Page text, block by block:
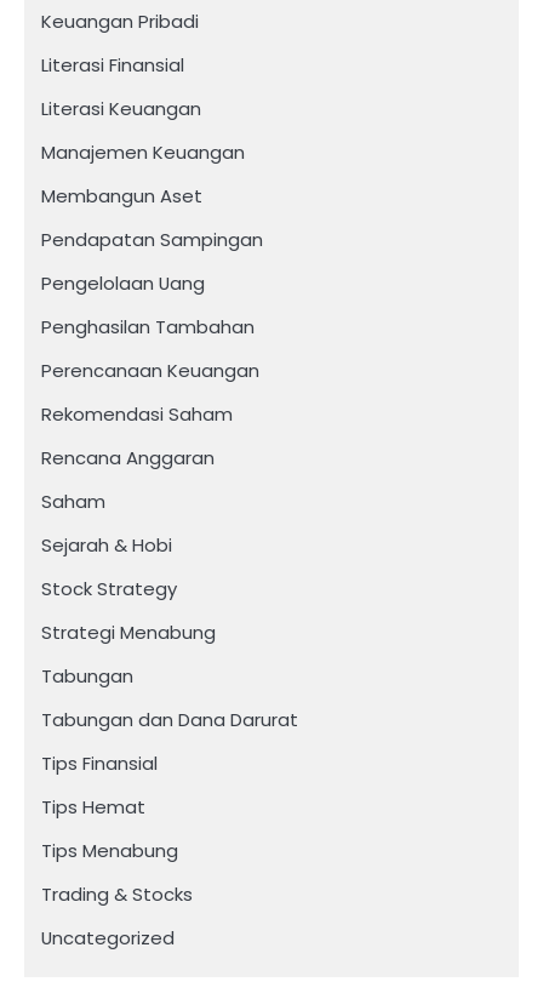
Keuangan Pribadi
Literasi Finansial
Literasi Keuangan
Manajemen Keuangan
Membangun Aset
Pendapatan Sampingan
Pengelolaan Uang
Penghasilan Tambahan
Perencanaan Keuangan
Rekomendasi Saham
Rencana Anggaran
Saham
Sejarah & Hobi
Stock Strategy
Strategi Menabung
Tabungan
Tabungan dan Dana Darurat
Tips Finansial
Tips Hemat
Tips Menabung
Trading & Stocks
Uncategorized